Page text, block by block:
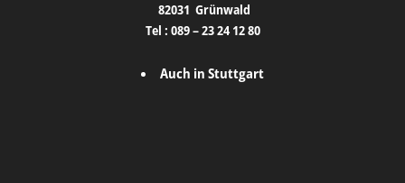
82031 Grünwald
Tel : 089 – 23 24 12 80
Auch in Stuttgart